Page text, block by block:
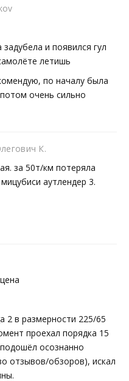
и появился гул
летишь
по началу была
очень сильно
К.
за 50т/км потеряла
аутлендер 3.
2 в размерности 225/65
проехал порядка 15
осознанно
отзывов/обзоров), искал